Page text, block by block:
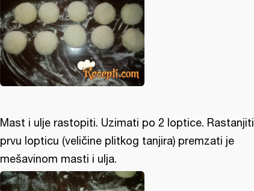
Mast i ulje rastopiti. Uzimati po 2 loptice. Rastanjiti
prvu lopticu (veličine plitkog tanjira) premzati je
mešavinom masti i ulja.